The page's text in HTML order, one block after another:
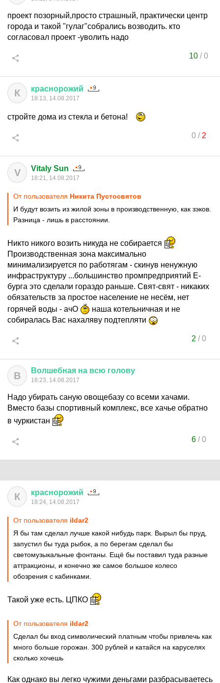
проект позорный,просто страшный, практически центр
города и такой "гулаг"собрались возводить. кто
согласовал проект -уволить надо
10 /0
К краснорожий
18:13, 14.08.2017
стройте дома из стекла и бетона!
0/ 2
V Vitaly Sun
18:21, 14.08.2017
От пользователя Никита Пустосвятов
И будут возить из жилой зоны в производственную, как зэков.
Разница - лишь в расстоянии.
Никто никого возить никуда не собирается
Производственная зона максимально
минимализируется по работягам - скинув ненужную
инфраструктуру ...большинство промпредприятий Е-
бурга это сделали гораздо раньше. Свят-свят - никаких
обязательств за простое население не несём, нет
горячей воды - ачО
наша котельничная и не
собиралась Вас нахаляву подтепляти
2 /0
В Волшебная на всю голову
18:23, 14.08.2017
Надо убирать саную овощебазу со всеми хачами.
Вместо базы спортивный комплекс, все хачье обратно
в чуркистан
6/0
К краснорожий
18:24, 14.08.2017
От пользователя ildar2
Я бы там сделал лучше какой нибудь парк. Вырыл бы пруд,
запустил бы туда рыбок, а по берегам сделал бы
светомузыкальные фонтаны. Ещё бы поставил туда разные
аттракционы, и конечно же самое большое колесо
обозрения с кабинками.
Такой уже есть. ЦПКО
От пользователя ildar2
Сделал бы вход символический платным чтобы привлечь как
много больше горожан. 300 рублей и катайся на каруселях
сколько хочешь
Как однако вы легко чужими деньгами разбрасываетесь